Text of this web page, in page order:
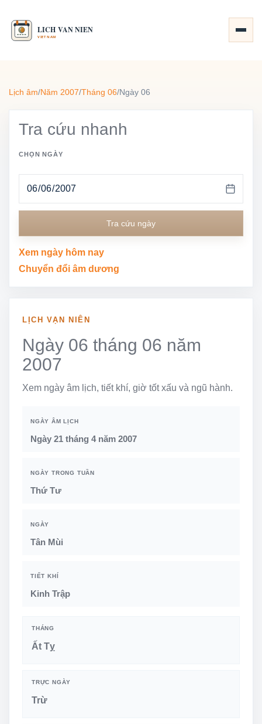
Lịch âm/Năm 2007/Tháng 06/Ngày 06
Tra cứu nhanh
CHỌN NGÀY
Tra cứu ngày
Xem ngày hôm nay
Chuyển đổi âm dương
LỊCH VẠN NIÊN
Ngày 06 tháng 06 năm
2007
Xem ngày âm lịch, tiết khí, giờ tốt xấu và ngũ hành.
NGÀY ÂM LỊCH
Ngày 21 tháng 4 năm 2007
NGÀY TRONG TUẦN
Thứ Tư
NGÀY
Tân Mùi
TIẾT KHÍ
Kinh Trập
THÁNG
Ất Tỵ
TRỰC NGÀY
Trừ